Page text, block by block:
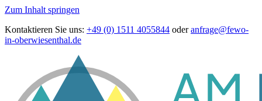
Zum Inhalt springen
Kontaktieren Sie uns: +49 (0) 1511 4055844 oderanfrage@fewo-
in-oberwiesenthal.de